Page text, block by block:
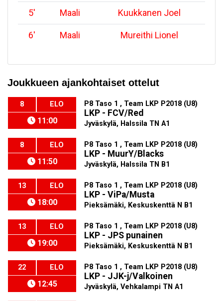
5' Maali Kuukkanen Joel
6' Maali Mureithi Lionel
Joukkueen ajankohtaiset ottelut
8 ELO
11:00
P8 Taso 1 , Team LKP P2018 (U8)
LKP - FCV/Red
Jyväskylä, Halssila TN A1
8 ELO
11:50
P8 Taso 1 , Team LKP P2018 (U8)
LKP - MuurY/Blacks
Jyväskylä, Halssila TN B1
13 ELO
18:00
P8 Taso 1 , Team LKP P2018 (U8)
LKP - ViPa/Musta
Pieksämäki, Keskuskenttä N B1
13 ELO
19:00
P8 Taso 1 , Team LKP P2018 (U8)
LKP - JPS punainen
Pieksämäki, Keskuskenttä N B1
22 ELO
12:45
P8 Taso 1 , Team LKP P2018 (U8)
LKP - JJK-j/Valkoinen
Jyväskylä, Vehkalampi TN A1